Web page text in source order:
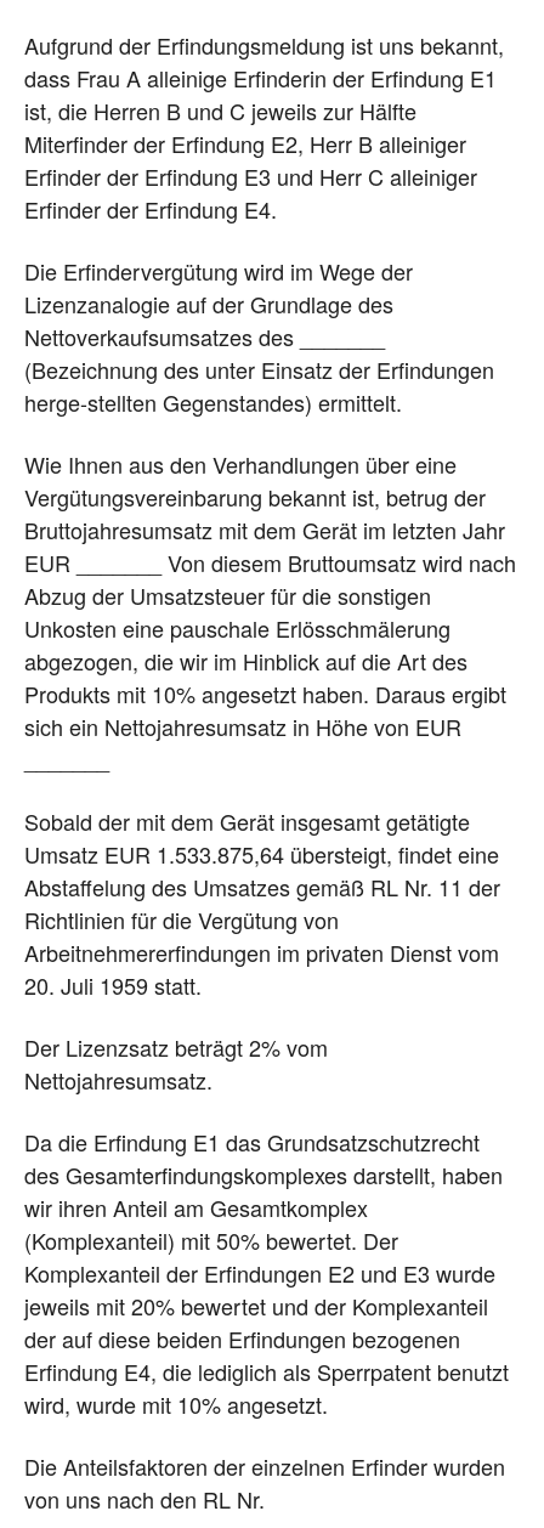
Aufgrund der Erfindungsmeldung ist uns bekannt,
dass Frau A alleinige Erfinderin der Erfindung E1
ist, die Herren B und C jeweils zur Hälfte
Miterfinder der Erfindung E2, Herr B alleiniger
Erfinder der Erfindung E3 und Herr C alleiniger
Erfinder der Erfindung E4.
Die Erfindervergütung wird im Wege der
Lizenzanalogie auf der Grundlage des
Nettoverkaufsumsatzes des _______
(Bezeichnung des unter Einsatz der Erfindungen
herge-stellten Gegenstandes) ermittelt.
Wie Ihnen aus den Verhandlungen über eine
Vergütungsvereinbarung bekannt ist, betrug der
Bruttojahresumsatz mit dem Gerät im letzten Jahr
EUR _______ Von diesem Bruttoumsatz wird nach
Abzug der Umsatzsteuer für die sonstigen
Unkosten eine pauschale Erlösschmälerung
abgezogen, die wir im Hinblick auf die Art des
Produkts mit 10% angesetzt haben. Daraus ergibt
sich ein Nettojahresumsatz in Höhe von EUR
Sobald der mit dem Gerät insgesamt getätigte
Umsatz EUR 1.533.875,64 übersteigt, findet eine
Abstaffelung des Umsatzes gemäß RL Nr. 11 der
Richtlinien für die Vergütung von
Arbeitnehmererfindungen im privaten Dienst vom
20. Juli 1959 statt.
Der Lizenzsatz beträgt 2% vom
Nettojahresumsatz.
Da die Erfindung E1 das Grundsatzschutzrecht
des Gesamterfindungskomplexes darstellt, haben
wir ihren Anteil am Gesamtkomplex
(Komplexanteil) mit 50% bewertet. Der
Komplexanteil der Erfindungen E2 und E3 wurde
jeweils mit 20% bewertet und der Komplexanteil
der auf diese beiden Erfindungen bezogenen
Erfindung E4, die lediglich als Sperrpatent benutzt
wird, wurde mit 10% angesetzt.
Die Anteilsfaktoren der einzelnen Erfinder wurden
von uns nach den RL Nr.